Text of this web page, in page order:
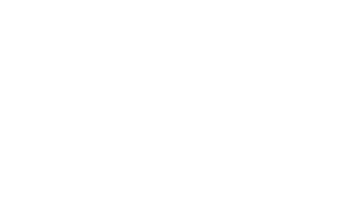
ابق
خذ بطولة